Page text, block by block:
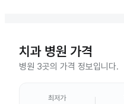
치과 병원 가격
병원 3곳의 가격 정보입니다.
최저가